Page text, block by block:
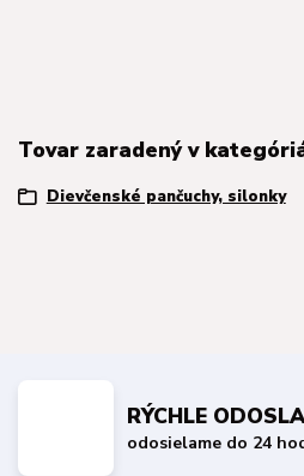
Tovar zaradený v
Dievčenské pančuchy, silonky
RÝCHLE
odosielame do 24